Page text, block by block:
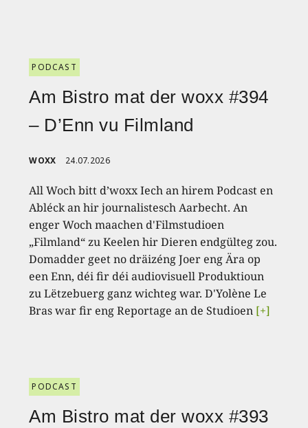
PODCAST
Am Bistro mat der woxx #394
– D’Enn vu Filmland
WOXX 24.07.2026
All Woch bitt d’woxx Iech an hirem Podcast en
Abléck an hir journalistesch Aarbecht. An
enger Woch maachen d'Filmstudioen
„Filmland“ zu Keelen hir Dieren endgülteg zou.
Domadder geet no dräizéng Joer eng Ära op
een Enn, déi fir déi audiovisuell Produktioun
zu Lëtzebuerg ganz wichteg war. D'Yolène Le
Bras war fir eng Reportage an de Studioen [+]
PODCAST
Am Bistro mat der woxx #393